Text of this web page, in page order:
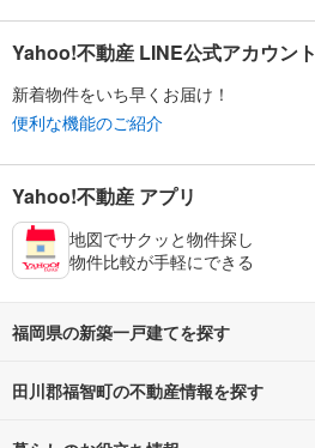
Yahoo!不動産 LINE公式アカウント
新着物件をいち早くお届け！
便利な機能のご紹介
Yahoo!不動産 アプリ
地図でサクッと物件探し
物件比較が手軽にできる
福岡県の新築一戸建てを探す
路線・駅から探す
田川郡福智町の不動産情報を探す